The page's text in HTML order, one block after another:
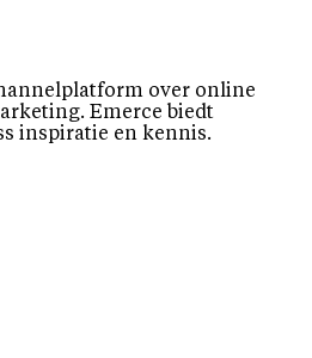
over online
Emerce biedt
inspiratie en kennis.